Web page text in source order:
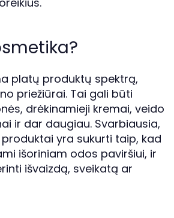
platų produktų spektrą,
priežiūrai. Tai gali būti
drėkinamieji kremai, veido
ir dar daugiau. Svarbiausia,
yra sukurti taip, kad
išoriniam odos paviršiui, ir
išvaizdą, sveikatą ar